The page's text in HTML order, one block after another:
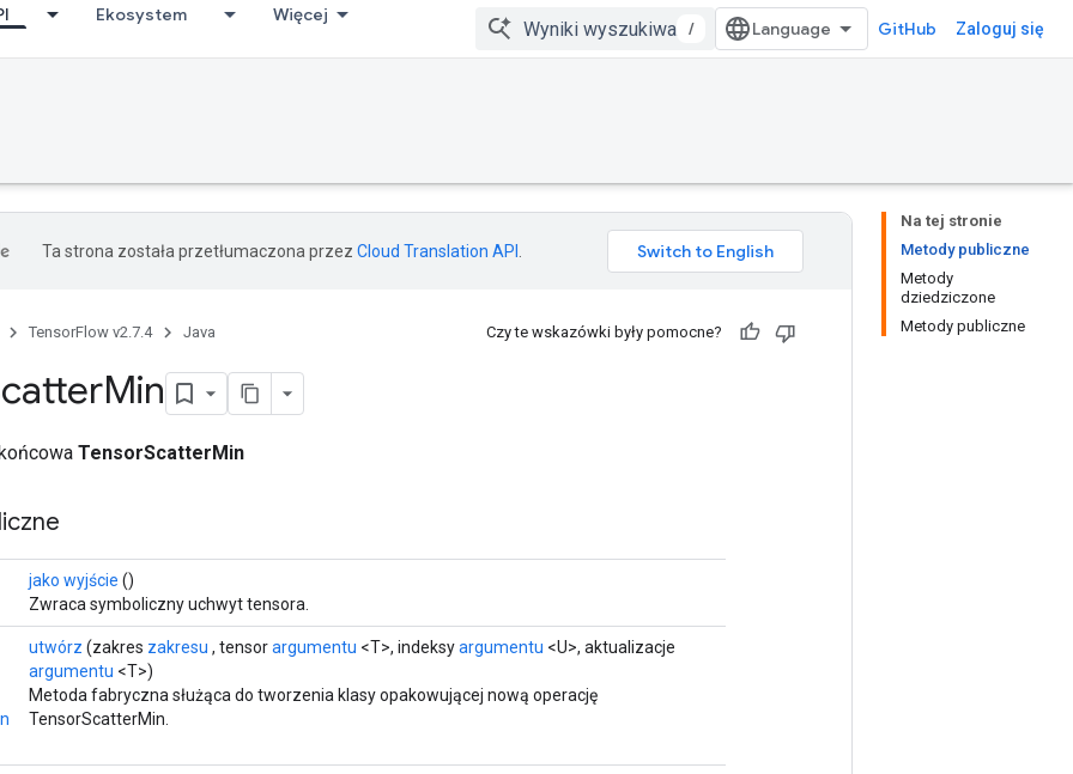
Ekosystem Więcej
/ GitHub Zaloguj się
Na tej stronie
Metody publiczne
Metody
dziedziczone
Metody publiczne
Ta strona została przetłumaczona przez Cloud Translation API
TensorFlow v2.7.4 Java Czy te wskazówki były pomocne?
Min
TensorScatterMin
jako wyjście ()
Zwraca symboliczny uchwyt tensora.
utwórz (zakres zakresu , tensorargumentu <T>, indeksyargumentu <U>, aktualizacje
argumentu <T>)
Metoda fabryczna służąca do tworzenia klasy opakowującej nową operację
TensorScatterMin.